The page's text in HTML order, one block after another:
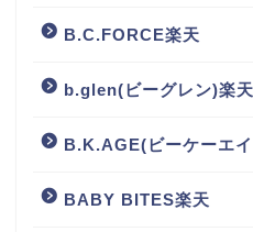
B.C.FORCE楽天
b.glen(ビーグレン)楽天
B.K.AGE(ビーケーエ
BABY BITES楽天